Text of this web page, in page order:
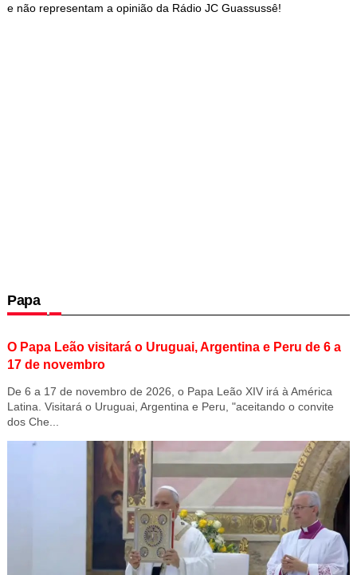
e não representam a opinião da Rádio JC Guassussê!
Papa
O Papa Leão visitará o Uruguai, Argentina e Peru de 6 a
17 de novembro
De 6 a 17 de novembro de 2026, o Papa Leão XIV irá à América
Latina. Visitará o Uruguai, Argentina e Peru, "aceitando o convite
dos Che...